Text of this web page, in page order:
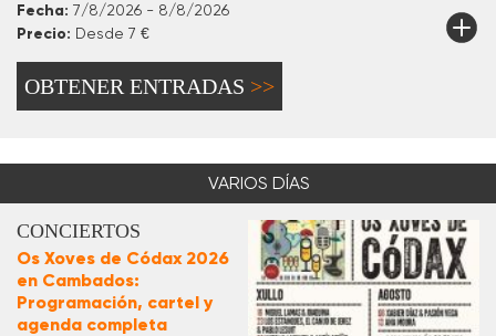
Fecha: 7/8/2026 - 8/8/2026
Precio: Desde 7 €
OBTENER ENTRADAS
VARIOS DÍAS
CONCIERTOS
Os Xoves de Códax 2026
en Cambados:
Programación, cartel y
agenda completa